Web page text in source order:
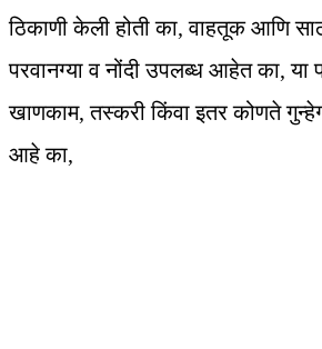
ठिकाणी केली होती का, वाहतूक आणि
परवानग्या व नोंदी उपलब्ध आहेत का, या
खाणकाम, तस्करी किंवा इतर कोणते
आहे का,